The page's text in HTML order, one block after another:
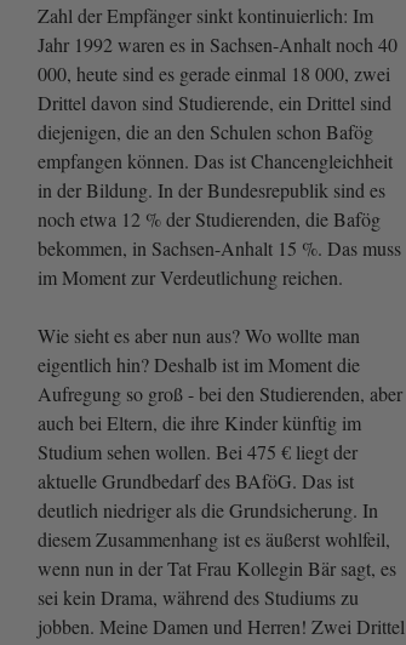
Zahl der Empfänger sinkt kontinuierlich: Im
Jahr 1992 waren es in Sachsen-Anhalt noch 40
000, heute sind es gerade einmal 18 000, zwei
Drittel davon sind Studierende, ein Drittel sind
diejenigen, die an den Schulen schon Bafög
empfangen können. Das ist Chancengleichheit
in der Bildung. In der Bundesrepublik sind es
noch etwa 12 % der Studierenden, die Bafög
bekommen, in Sachsen-Anhalt 15 %. Das muss
im Moment zur Verdeutlichung reichen.
Wie sieht es aber nun aus? Wo wollte man
eigentlich hin? Deshalb ist im Moment die
Aufregung so groß - bei den Studierenden, aber
auch bei Eltern, die ihre Kinder künftig im
Studium sehen wollen. Bei 475 € liegt der
aktuelle Grundbedarf des BAföG. Das ist
deutlich niedriger als die Grundsicherung. In
diesem Zusammenhang ist es äußerst wohlfeil,
wenn nun in der Tat Frau Kollegin Bär sagt, es
sei kein Drama, während des Studiums zu
jobben. Meine Damen und Herren! Zwei Drittel